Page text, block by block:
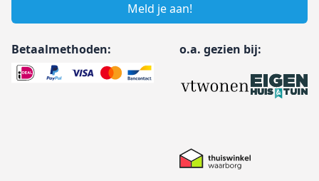
Meld je aan!
Betaalmethoden: o.a. gezien bij: